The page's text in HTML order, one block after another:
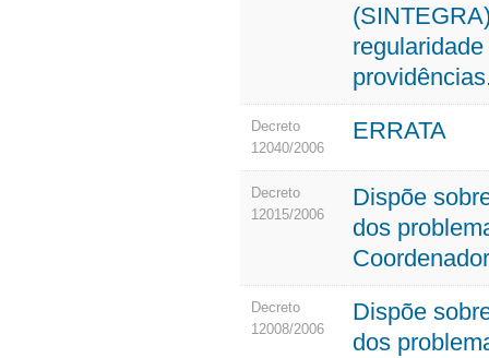
Decreto
12040/2006
ERRATA
Decreto
12015/2006
Dispõe
dos
Decreto
12008/2006
Dispõe
dos